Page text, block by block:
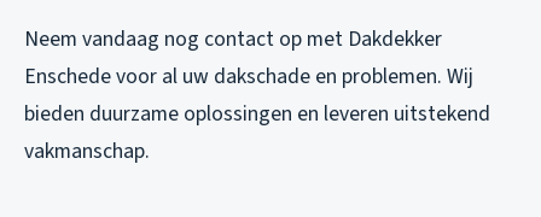
Neem vandaag nog contact op met Dakdekker
Enschede voor al uw dakschade en problemen. Wij
bieden duurzame oplossingen en leveren uitstekend
vakmanschap.